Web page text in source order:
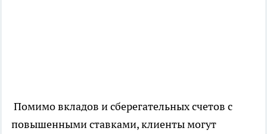
Помимо вкладов и сберегательных счетов с
повышенными ставками, клиенты могут